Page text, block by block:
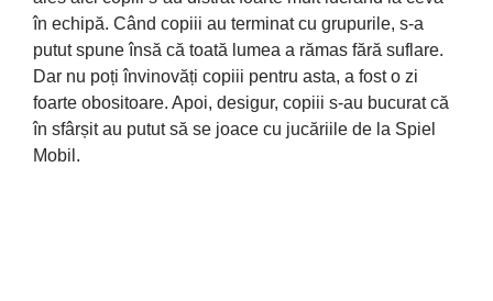
în echipă. Când copiii au terminat cu grupurile, s-a
putut spune însă că toată lumea a rămas fără suflare.
Dar nu poți învinovăți copiii pentru asta, a fost o zi
foarte obositoare. Apoi, desigur, copiii s-au bucurat că
în sfârșit au putut să se joace cu jucăriile de la Spiel
Mobil.